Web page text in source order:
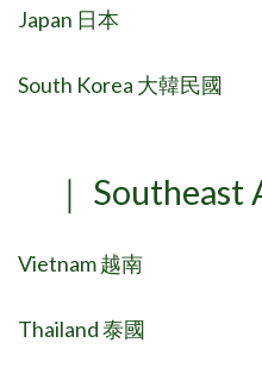
Japan 日本
South Korea 大韓民國
｜ Southeast
Vietnam 越南
Thailand 泰國